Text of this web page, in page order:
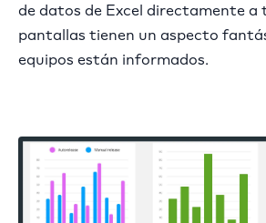
de datos de Excel directamente a
pantallas tienen un aspecto
equipos están informados.